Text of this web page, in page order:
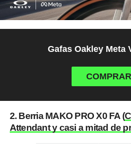
Gafas Oakley Meta
COMPRAR
2. Berria MAKO PRO X0 FA (
Attendant y casi a mitad de